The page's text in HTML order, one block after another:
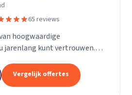
65 reviews
hoogwaardige
jarenlang kunt vertrouwen.
dienst te zijn. Want uw
Vergelijk offertes